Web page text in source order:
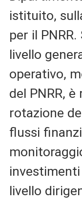
istituito,
per il
livello
operativo,
del PNRR,
rotazione
flussi
livello